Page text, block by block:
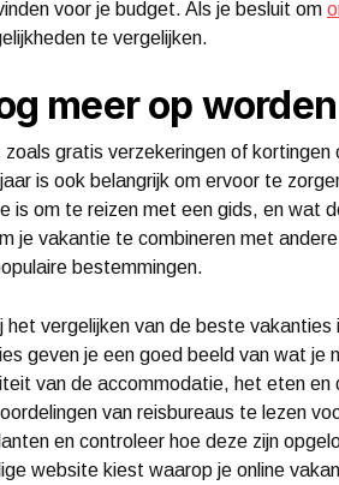
voor je budget. Als je besluit om
te vergelijken.
meer op
gratis verzekeringen of
is ook belangrijk om ervoor te
is om te reizen met een gids, en wat
je vakantie te combineren met
bestemmingen.
het vergelijken van de beste
geven je een goed beeld van wat je
van de accommodatie, het eten
van reisbureaus te lezen
en controleer hoe deze zijn
website kiest waarop je online